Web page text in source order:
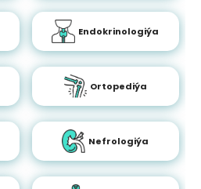
Endokrinologiýa
Ortopediýa
Nefrologiýa